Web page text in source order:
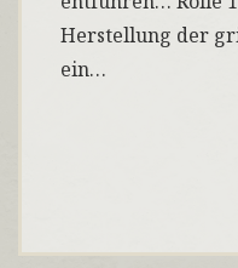
Herstellung der
ein…